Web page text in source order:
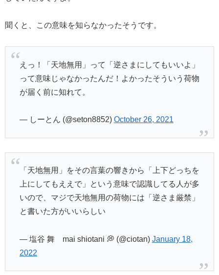
聞くと、この意味を知らなかったそうです。
えっ！「天地無用」って「逆さまにしてもいいよ」
って意味じゃなかったんだ！よかったそういう荷物
が届く前に知れて。
— しーとん (@seton8852) October 26, 2021
「天地無用」をその言葉の響きから「上下どっちを
上にしてもええで」という意味で認識してる人が多
いので、マジで天地無用の荷物には「逆さま厳禁」
と書いた方がいいらしい
— 塩谷 舞 mai shiotani 💭 (@ciotan) January 18,
2022